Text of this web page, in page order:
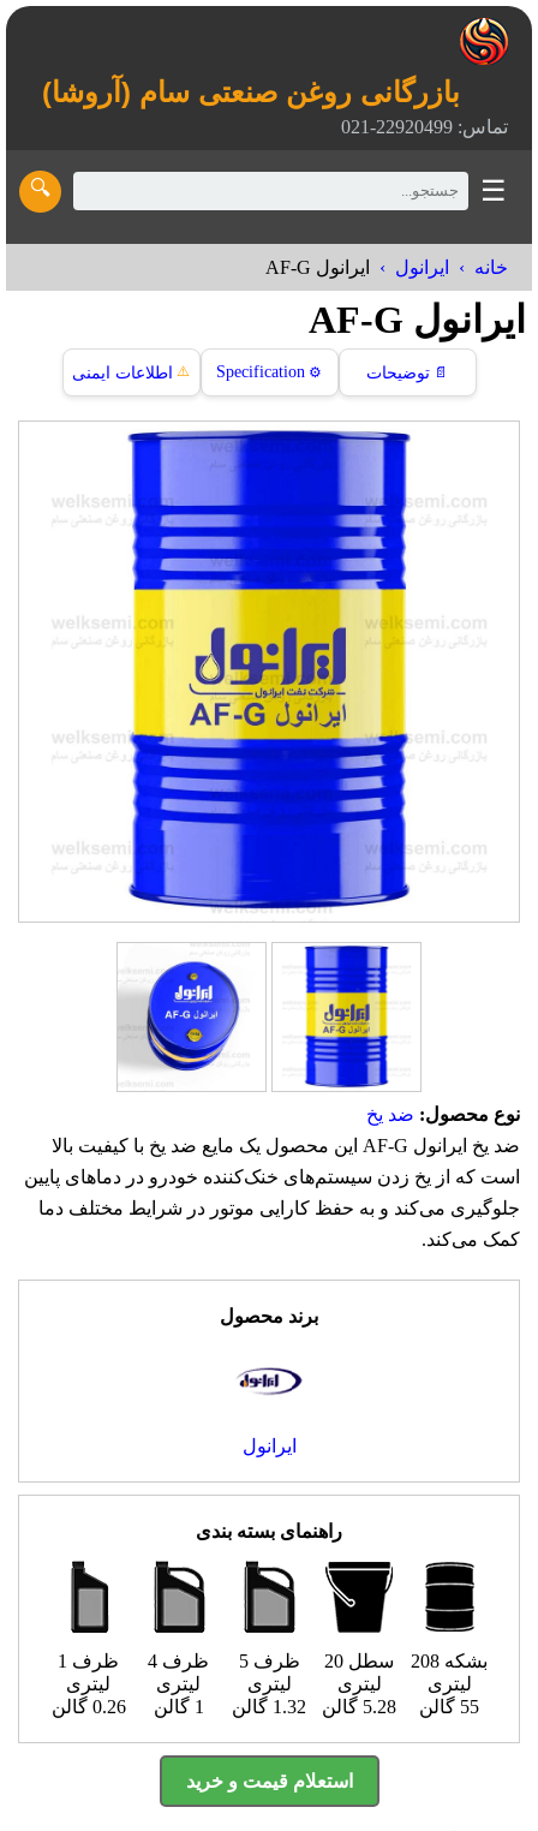
بازرگانی روغن صنعتی سام (آروشا)
تماس: 22920499-021
☰
🔍
خانه ایرانول ایرانول AF-G
ایرانول AF-G
📄 توضیحات ⚙️
Specification
⚠️ اطلاعات ایمنی
نوع محصول: ضد یخ
ضد یخ ایرانول AF-G این محصول یک مایع ضد یخ با کیفیت بالا
است که از یخ زدن سیستم‌های خنک‌کننده خودرو در دماهای پایین
جلوگیری می‌کند و به حفظ کارایی موتور در شرایط مختلف دما
کمک می‌کند.
برند محصول
ایرانول
راهنمای بسته بندی
بشکه 208
لیتری
55 گالن
سطل 20
لیتری
5.28 گالن
ظرف 5
لیتری
1.32 گالن
ظرف 4
لیتری
1 گالن
ظرف 1
لیتری
0.26 گالن
استعلام قیمت و خرید